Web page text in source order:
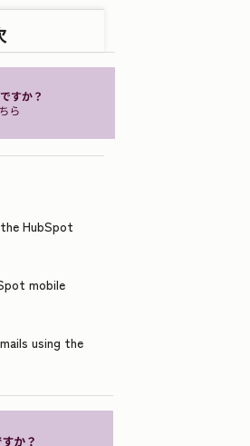
HubSpot
mobile
using the